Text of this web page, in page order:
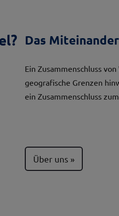
Das
Ein Zusammenschluss
geografische Grenzen
ein Zusammenschluss
Über uns